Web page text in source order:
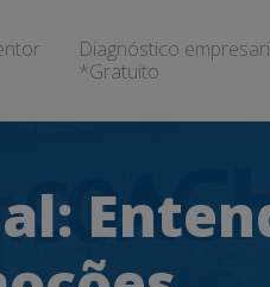
Diagnóstico
*Gratuito